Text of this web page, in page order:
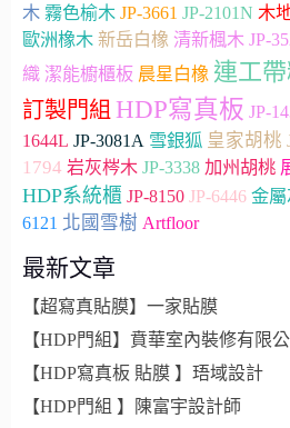
木 霧色榆木 JP-3661 JP-2101N 木
歐洲橡木 新岳白橡 清新楓木 JP-
織 潔能櫥櫃板 晨星白橡 連工
訂製門組 HDP寫真板 JP-
1644L JP-3081A 雪銀狐 皇家胡桃
1794 岩灰梣木 JP-3338 加州胡桃
HDP系統櫃 JP-8150 JP-6446 金屬
6121 北國雪樹 Artfloor
最新文章
【超寫真貼膜】一家貼膜
【HDP門組】賁華室內裝修有限
【HDP寫真板 貼膜 】珸域設計
【HDP門組 】陳富宇設計師